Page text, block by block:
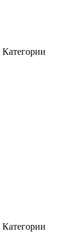
Категории
Категории